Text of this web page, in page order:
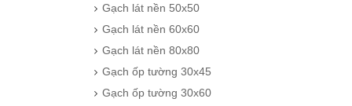
Gạch lát nền 50x50
Gạch lát nền 60x60
Gạch lát nền 80x80
Gạch ốp tường 30x45
Gạch ốp tường 30x60